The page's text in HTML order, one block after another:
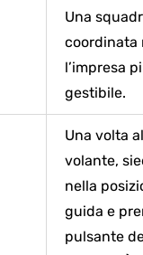
Una
coordinata
l’impresa
gestibile.
Una volta al
volante,
nella
guida e
pulsante